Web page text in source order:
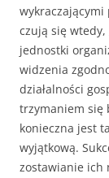
wykraczającymi
czują się wtedy,
jednostki
widzenia
działalności
trzymaniem się
konieczna jest
wyjątkową.
zostawianie ich